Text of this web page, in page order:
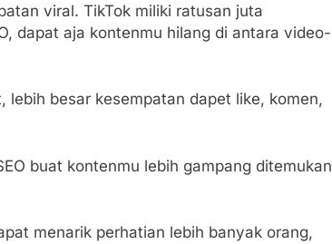
viral. TikTok miliki ratusan juta
dapat aja kontenmu hilang di antara video-
besar kesempatan dapet like, komen,
buat kontenmu lebih gampang ditemukan
menarik perhatian lebih banyak orang,